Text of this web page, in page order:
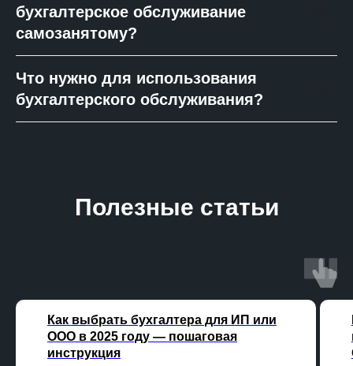
бухгалтерское обслуживание
самозанятому?
Что нужно для использования
бухгалтерского обслуживания?
Полезные статьи
Как выбрать бухгалтера для ИП или
ООО в 2025 году — пошаговая
инструкция